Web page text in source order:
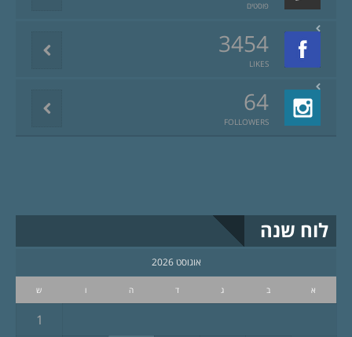
פוסטים
3454
LIKES
64
FOLLOWERS
לוח שנה
אוגוסט 2026
א ב ג ד ה ו ש
1